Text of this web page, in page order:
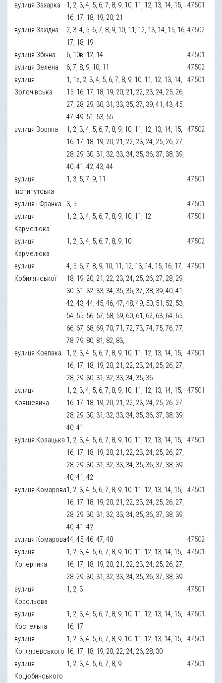
вулиця Захарка
1, 2, 3, 4, 5, 6, 7, 8, 9, 10, 11, 12, 13, 14, 15,
16, 17, 18, 19, 20, 21
47501
вулиця Західна
2, 3, 4, 5, 6, 7, 8, 9, 10, 11, 12, 13, 14, 15, 16,
17, 18, 19
47502
вулиця Збічна 6, 10в, 12, 14
47501
вулиця Зелена
6, 7, 8, 9, 10, 11
47502
вулиця
Золочівська
1, 1а, 2, 3, 4, 5, 6, 7, 8, 9, 10, 11, 12, 13, 14,
15, 16, 17, 18, 19, 20, 21, 22, 23, 24, 25, 26,
27, 28, 29, 30, 31, 33, 35, 37, 39, 41, 43, 45,
47, 49, 51, 53, 55
47501
вулиця Зоряна
1, 2, 3, 4, 5, 6, 7, 8, 9, 10, 11, 12, 13, 14, 15,
16, 17, 18, 19, 20, 21, 22, 23, 24, 25, 26, 27,
28, 29, 30, 31, 32, 33, 34, 35, 36, 37, 38, 39,
40, 41, 42, 43, 44
47502
вулиця
Інститутська
1, 3, 5, 7, 9, 11 47501
вулиця І.Франка 3, 5
47501
вулиця
Кармелюка
1, 2, 3, 4, 5, 6, 7, 8, 9, 10, 11, 12 47501
вулиця
Кармелюка
1, 2, 3, 4, 5, 6, 7, 8, 9, 10 47502
вулиця
Кобилянської
4, 5, 6, 7, 8, 9, 10, 11, 12, 13, 14, 15, 16, 17,
18, 19, 20, 21, 22, 23, 24, 25, 26, 27, 28, 29,
30, 31, 32, 33, 34, 35, 36, 37, 38, 39, 40, 41,
42, 43, 44, 45, 46, 47, 48, 49, 50, 51, 52, 53,
54, 55, 56, 57, 58, 59, 60, 61, 62, 63, 64, 65,
66, 67, 68, 69, 70, 71, 72, 73, 74, 75, 76, 77,
78, 79, 80, 81, 82, 83,
47501
вулиця Ковпака
1, 2, 3, 4, 5, 6, 7, 8, 9, 10, 11, 12, 13, 14, 15,
16, 17, 18, 19, 20, 21, 22, 23, 24, 25, 26, 27,
28, 29, 30, 31, 32, 33, 34, 35, 36
47501
вулиця
Ковшевича
1, 2, 3, 4, 5, 6, 7, 8, 9, 10, 11, 12, 13, 14, 15,
16, 17, 18, 19, 20, 21, 22, 23, 24, 25, 26, 27,
28, 29, 30, 31, 32, 33, 34, 35, 36, 37, 38, 39,
40, 41
47501
вулиця Козацька 1, 2, 3, 4, 5, 6, 7, 8, 9, 10, 11, 12, 13, 14, 15,
16, 17, 18, 19, 20, 21, 22, 23, 24, 25, 26, 27,
28, 29, 30, 31, 32, 33, 34, 35, 36, 37, 38, 39,
40, 41, 42
47501
вулиця Комарова1, 2, 3, 4, 5, 6, 7, 8, 9, 10, 11, 12, 13, 14, 15,
16, 17, 18, 19, 20, 21, 22, 23, 24, 25, 26, 27,
28, 29, 30, 31, 32, 33, 34, 35, 36, 37, 38, 39,
40, 41, 42
47501
вулиця Комарова44, 45, 46, 47, 48
47502
вулиця
Коперника
1, 2, 3, 4, 5, 6, 7, 8, 9, 10, 11, 12, 13, 14, 15,
16, 17, 18, 19, 20, 21, 22, 23, 24, 25, 26, 27,
28, 29, 30, 31, 32, 33, 34, 35, 36, 37, 38, 39
47501
вулиця
Корольова
1, 2, 3 47501
вулиця
Костельна
1, 2, 3, 4, 5, 6, 7, 8, 9, 10, 11, 12, 13, 14, 15,
16, 17
47501
вулиця
Котляревського
1, 2, 3, 4, 5, 6, 7, 8, 9, 10, 11, 12, 13, 14, 15,
16, 17, 18, 19, 20, 22, 24, 26, 28, 30
47501
вулиця
Коцюбинського
1, 2, 3, 4, 5, 6, 7, 8, 9 47501